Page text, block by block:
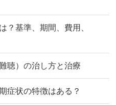
？基準、期間、費用、
聴）の治し方と治療
症状の特徴はある？